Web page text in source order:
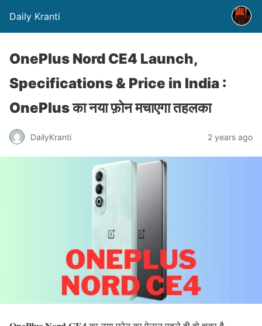
Daily Kranti
OnePlus Nord CE4 Launch,
Specifications & Price in India :
OnePlus का नया फ़ोन मचाएगा तहलका
DailyKranti 2 years ago